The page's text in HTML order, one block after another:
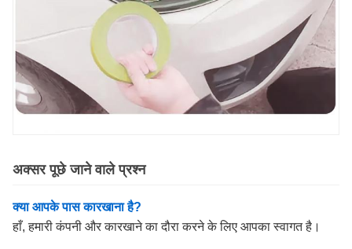
अक्सर पूछे जाने वाले प्रश्न
क्या आपके पास कारखाना है?
हाँ, हमारी कंपनी और कारखाने का दौरा करने के लिए आपका स्वागत है।